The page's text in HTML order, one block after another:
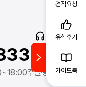
견적요청
유학후기
가이드북
고객문의
2341
주말·공휴일 제외